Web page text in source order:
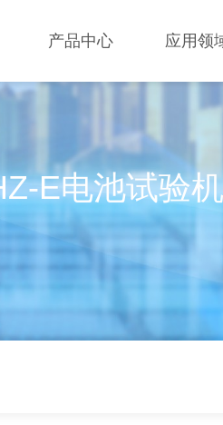
产品中心 应用领
E电池试验机